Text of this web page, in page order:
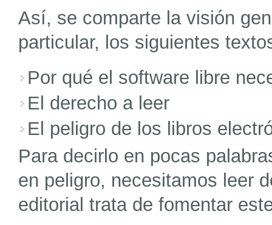
Así, se comparte la visión
particular, los siguientes
Por qué el software libre
El derecho a leer
El peligro de los libros
Para decirlo en pocas
en peligro, necesitamos leer
editorial trata de fomentar